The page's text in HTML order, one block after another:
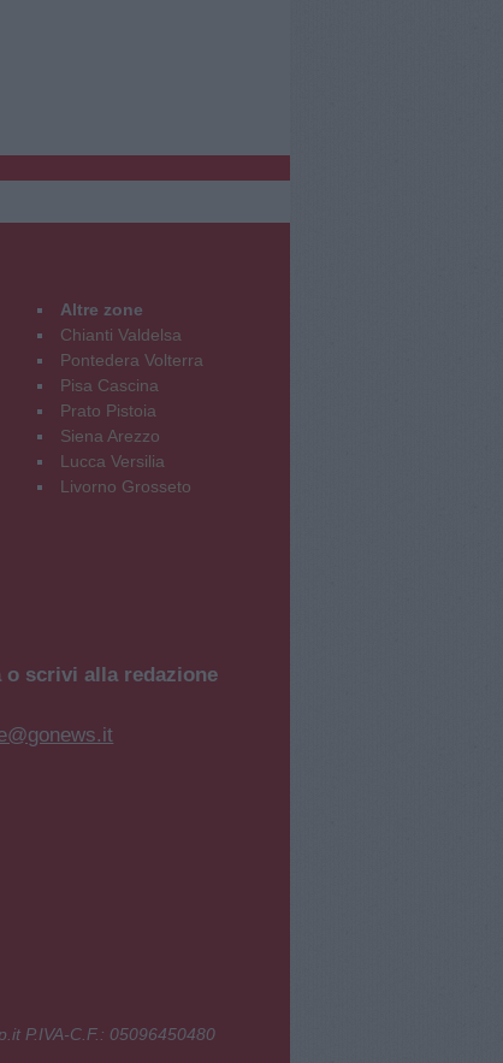
Altre zone
Chianti Valdelsa
Pontedera Volterra
Pisa Cascina
Prato Pistoia
Siena Arezzo
Lucca Versilia
Livorno Grosseto
o scrivi alla redazione
P.IVA-C.F.: 05096450480